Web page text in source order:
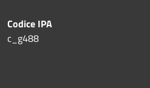
Codice IPA
c_g488